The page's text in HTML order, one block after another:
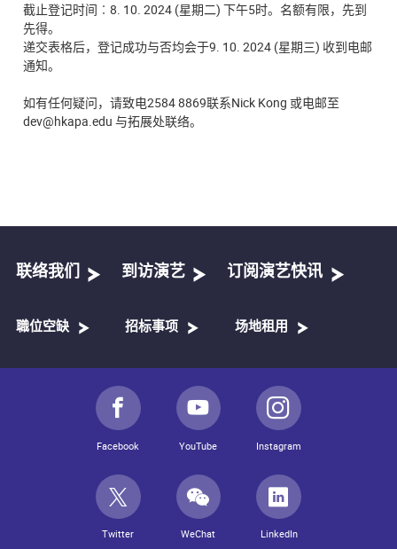
截止登记时间︰8. 10. 2024 (星期二) 下午5时。名额有限，先到
先得。
递交表格后，登记成功与否均会于9. 10. 2024 (星期三) 收到电邮
通知。
如有任何疑问，请致电2584 8869联系Nick Kong 或电邮至
dev@hkapa.edu 与拓展处联络。
联络我们 到访演艺 订阅演艺快讯
職位空缺 招标事项 场地租用
Facebook YouTube Instagram
Twitter WeChat LinkedIn